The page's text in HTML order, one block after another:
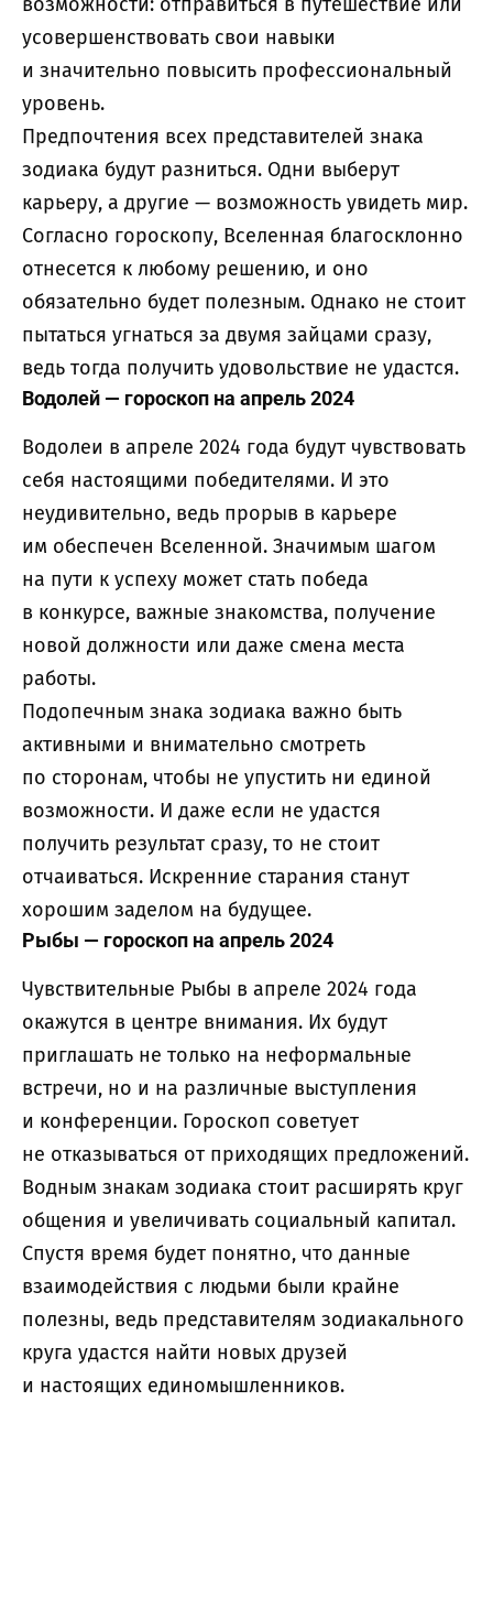
усовершенствовать свои навыки
и значительно повысить профессиональный
уровень.
Предпочтения всех представителей знака
зодиака будут разниться. Одни выберут
карьеру, а другие — возможность увидеть мир.
Согласно гороскопу, Вселенная благосклонно
отнесется к любому решению, и оно
обязательно будет полезным. Однако не стоит
пытаться угнаться за двумя зайцами сразу,
ведь тогда получить удовольствие не удастся.
Водолей — гороскоп на апрель 2024
Водолеи в апреле 2024 года будут чувствовать
себя настоящими победителями. И это
неудивительно, ведь прорыв в карьере
им обеспечен Вселенной. Значимым шагом
на пути к успеху может стать победа
в конкурсе, важные знакомства, получение
новой должности или даже смена места
работы.
Подопечным знака зодиака важно быть
активными и внимательно смотреть
по сторонам, чтобы не упустить ни единой
возможности. И даже если не удастся
получить результат сразу, то не стоит
отчаиваться. Искренние старания станут
хорошим заделом на будущее.
Рыбы — гороскоп на апрель 2024
Чувствительные Рыбы в апреле 2024 года
окажутся в центре внимания. Их будут
приглашать не только на неформальные
встречи, но и на различные выступления
и конференции. Гороскоп советует
не отказываться от приходящих предложений.
Водным знакам зодиака стоит расширять круг
общения и увеличивать социальный капитал.
Спустя время будет понятно, что данные
взаимодействия с людьми были крайне
полезны, ведь представителям зодиакального
круга удастся найти новых друзей
и настоящих единомышленников.